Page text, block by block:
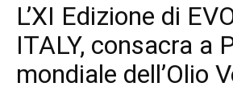
L’XI Edizione di
ITALY, consacra a
mondiale dell’Olio